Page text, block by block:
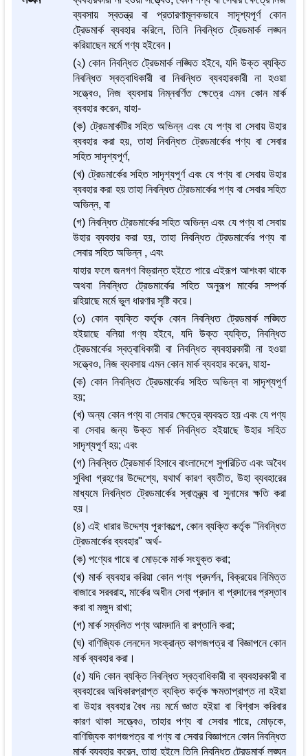
ব্যবসায় স্বতন্ত্র বা প্রতারণামূলকভাবে সাদৃশ্যপূর্ণ কোন
ট্রেডমার্ক ব্যবহার করিলে, তিনি নিবন্ধিত ট্রেডমার্ক লঙ্ঘন
করিয়াছেন মর্মে গণ্য হইবেন।
(২) কোন নিবন্ধিত ট্রেডমার্ক লঙ্ঘিত হইবে, যদি উক্ত ব্যক্তি
নিবন্ধিত স্বত্বাধিকারী বা নিবন্ধিত ব্যবহারকারী না হওয়া
সত্ত্বেও, নিজ ব্যবসায় নিম্নবর্ণিত ক্ষেত্রে এমন কোন মার্ক
ব্যবহার করেন, যাহা-
(ক) ট্রেডমার্কটির সহিত অভিন্ন এবং যে পণ্য বা সেবায় উহার
ব্যবহার করা হয়, তাহা নিবন্ধিত ট্রেডমার্কের পণ্য বা সেবার
সহিত সাদৃশ্যপূর্ণ,
(খ) ট্রেডমার্কের সহিত সাদৃশ্যপূর্ণ এবং যে পণ্য বা সেবায় উহার
ব্যবহার করা হয় তাহা নিবন্ধিত ট্রেডমার্কের পণ্য বা সেবার সহিত
অভিন্ন, বা
(গ) নিবন্ধিত ট্রেডমার্কের সহিত অভিন্ন এবং যে পণ্য বা সেবায়
উহার ব্যবহার করা হয়, তাহা নিবন্ধিত ট্রেডমার্কের পণ্য বা
সেবার সহিত অভিন্ন , এবং
যাহার ফলে জনগণ বিভ্রান্ত হইতে পারে এইরূপ আশংকা থাকে
অথবা নিবন্ধিত ট্রেডমার্কের সহিত অনুরূপ মার্কের সম্পর্ক
রহিয়াছে মর্মে ভুল ধারণার সৃষ্টি করে।
(৩) কোন ব্যক্তি কর্তৃক কোন নিবন্ধিত ট্রেডমার্ক লঙ্ঘিত
হইয়াছে বলিয়া গণ্য হইবে, যদি উক্ত ব্যক্তি, নিবন্ধিত
ট্রেডমার্কের স্বত্বাধিকারী বা নিবন্ধিত ব্যবহারকারী না হওয়া
সত্ত্বেও, নিজ ব্যবসায় এমন কোন মার্ক ব্যবহার করেন, যাহা-
(ক) কোন নিবন্ধিত ট্রেডমার্কের সহিত অভিন্ন বা সাদৃশ্যপূর্ণ
হয়;
(খ) অন্য কোন পণ্য বা সেবার ক্ষেত্রে ব্যবহৃত হয় এবং যে পণ্য
বা সেবার জন্য উক্ত মার্ক নিবন্ধিত হইয়াছে উহার সহিত
সাদৃশ্যপূর্ণ হয়; এবং
(গ) নিবন্ধিত ট্রেডমার্ক হিসাবে বাংলাদেশে সুপরিচিত এবং অবৈধ
সুবিধা গ্রহণের উদ্দেশ্যে, যথার্থ কারণ ব্যতীত, উহা ব্যবহারের
মাধ্যমে নিবন্ধিত ট্রেডমার্কের স্বাতন্ত্র্য বা সুনামের ক্ষতি করা
হয়।
(৪) এই ধারার উদ্দেশ্য পূরণকল্পে, কোন ব্যক্তি কর্তৃক "নিবন্ধিত
ট্রেডমার্কের ব্যবহার" অর্থ-
(ক) পণ্যের গায়ে বা মোড়কে মার্ক সংযুক্ত করা;
(খ) মার্ক ব্যবহার করিয়া কোন পণ্য প্রদর্শন, বিক্রয়ের নিমিত্ত
বাজারে সরবরাহ, মার্কের অধীন সেবা প্রদান বা প্রদানের প্রস্তাব
করা বা মজুদ রাখা;
(গ) মার্ক সম্বলিত পণ্য আমদানি বা রপ্তানি করা;
(ঘ) বাণিজ্যিক লেনদেন সংক্রান্ত কাগজপত্র বা বিজ্ঞাপনে কোন
মার্ক ব্যবহার করা।
(৫) যদি কোন ব্যক্তি নিবন্ধিত স্বত্বাধিকারী বা ব্যবহারকারী বা
ব্যবহারের অধিকারপ্রাপ্ত ব্যক্তি কর্তৃক ক্ষমতাপ্রাপ্ত না হইয়া
বা উহার ব্যবহার বৈধ নয় মর্মে জ্ঞাত হইয়া বা বিশ্বাস করিবার
কারণ থাকা সত্ত্বেও, তাহার পণ্য বা সেবার গায়ে, মোড়কে,
বাণিজ্যিক কাগজপত্র বা পণ্য বা সেবার বিজ্ঞাপনে কোন নিবন্ধিত
মার্ক ব্যবহার করেন, তাহা হইলে তিনি নিবন্ধিত ট্রেডমার্ক লঙ্ঘন